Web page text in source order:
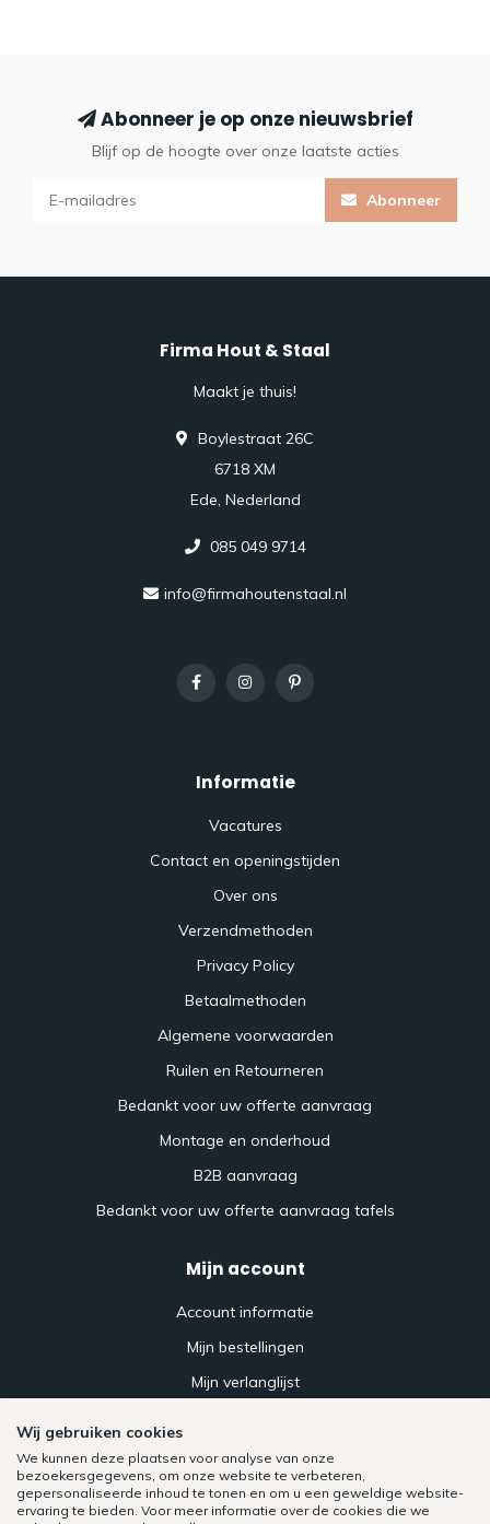
Abonneer je op onze nieuwsbrief
Blijf op de hoogte over onze laatste acties
Abonneer
Firma Hout & Staal
Maakt je thuis!
Boylestraat 26C
6718 XM
Ede, Nederland
085 049 9714
info@firmahoutenstaal.nl
Informatie
Vacatures
Contact en openingstijden
Over ons
Verzendmethoden
Privacy Policy
Betaalmethoden
Algemene voorwaarden
Ruilen en Retourneren
Bedankt voor uw offerte aanvraag
Montage en onderhoud
B2B aanvraag
Bedankt voor uw offerte aanvraag tafels
Mijn account
Account informatie
Mijn bestellingen
Mijn verlanglijst
Alle producten
Wij gebruiken cookies
We kunnen deze plaatsen voor analyse van onze
bezoekersgegevens, om onze website te verbeteren,
gepersonaliseerde inhoud te tonen en om u een geweldige website-
ervaring te bieden. Voor meer informatie over de cookies die we